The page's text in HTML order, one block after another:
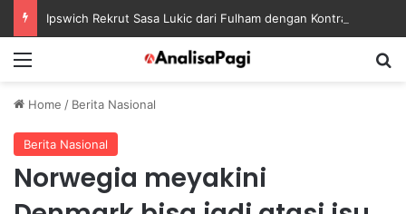
Home / Berita Nasional
Berita Nasional
Norwegia meyakini